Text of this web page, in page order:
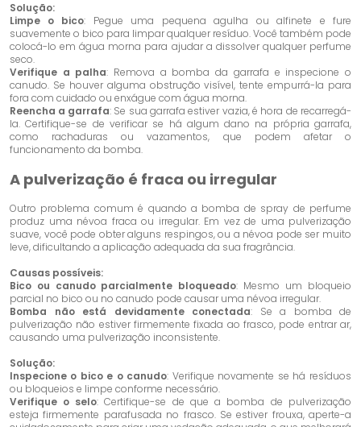
Solução:
Limpe o bico: Pegue uma pequena agulha ou alfinete e fure
suavemente o bico para limpar qualquer resíduo. Você também pode
colocá-lo em água morna para ajudar a dissolver qualquer perfume
seco.
Verifique a palha: Remova a bomba da garrafa e inspecione o
canudo. Se houver alguma obstrução visível, tente empurrá-la para
fora com cuidado ou enxágue com água morna.
Reencha a garrafa: Se sua garrafa estiver vazia, é hora de recarregá-
la. Certifique-se de verificar se há algum dano na própria garrafa,
como rachaduras ou vazamentos, que podem afetar o
funcionamento da bomba.
A pulverização é fraca ou irregular
Outro problema comum é quando a bomba de spray de perfume
produz uma névoa fraca ou irregular. Em vez de uma pulverização
suave, você pode obter alguns respingos, ou a névoa pode ser muito
leve, dificultando a aplicação adequada da sua fragrância.
Causas possíveis:
Bico ou canudo parcialmente bloqueado: Mesmo um bloqueio
parcial no bico ou no canudo pode causar uma névoa irregular.
Bomba não está devidamente conectada: Se a bomba de
pulverização não estiver firmemente fixada ao frasco, pode entrar ar,
causando uma pulverização inconsistente.
Solução:
Inspecione o bico e o canudo: Verifique novamente se há resíduos
ou bloqueios e limpe conforme necessário.
Verifique o selo: Certifique-se de que a bomba de pulverização
esteja firmemente parafusada no frasco. Se estiver frouxa, aperte-a